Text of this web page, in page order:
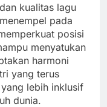
kualitas lagu
pada
posisi
menyatukan
harmoni
yang terus
lebih inklusif
dunia.